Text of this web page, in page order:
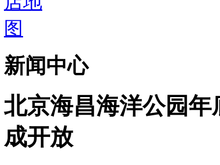
新闻中心
北京海昌海洋公园年
成开放